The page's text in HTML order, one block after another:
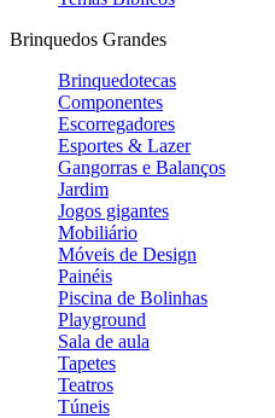
Brinquedos Grandes
Brinquedotecas
Componentes
Escorregadores
Esportes & Lazer
Gangorras e Balanços
Jardim
Jogos gigantes
Mobiliário
Móveis de Design
Painéis
Piscina de Bolinhas
Playground
Sala de aula
Tapetes
Teatros
Túneis